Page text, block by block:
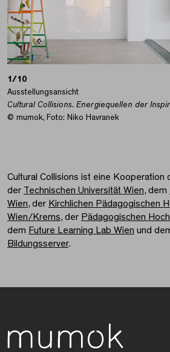
1/10
Ausstellungsansicht
Cultural Collisions. Energiequellen der
© mumok, Foto: Niko Havranek
Cultural Collisions ist eine Kooperation
der Technischen Universität Wien, dem
Wien, der Kirchlichen Pädagogischen
Wien/Krems, der Pädagogischen
dem Future Learning Lab Wien und
Bildungsserver.